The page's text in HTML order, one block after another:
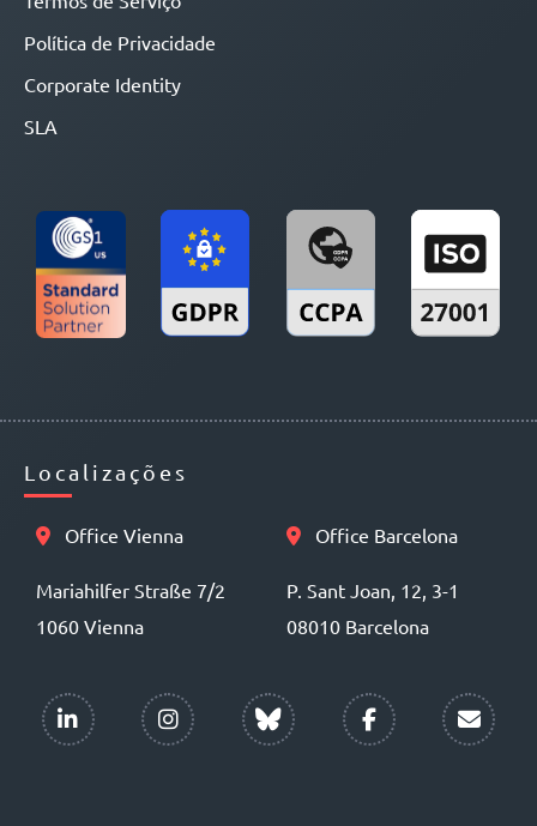
Política de Privacidade
Corporate Identity
SLA
Localizações
Office Vienna
Mariahilfer Straße 7/2
1060 Vienna
Office Barcelona
P. Sant Joan, 12, 3-1
08010 Barcelona